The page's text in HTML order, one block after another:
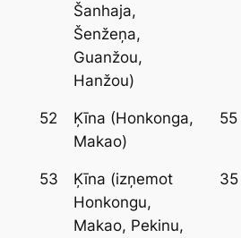
Šanhaja,
Šenžeņa,
Guanžou,
Hanžou)
52
Ķīna (Honkonga,
Makao)
55
53
Ķīna (izņemot
Honkongu,
Makao, Pekinu,
35